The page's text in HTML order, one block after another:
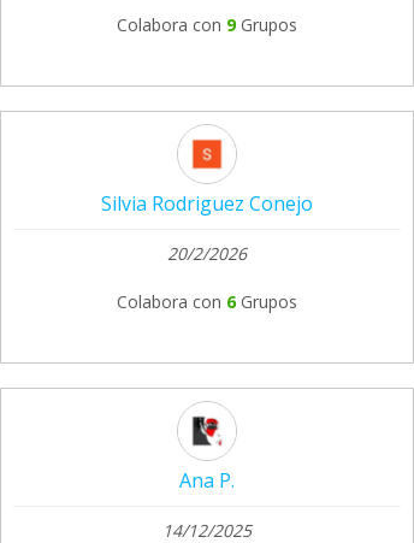
Colabora con 9 Grupos
Silvia Rodriguez Conejo
20/2/2026
Colabora con 6 Grupos
Ana P.
14/12/2025